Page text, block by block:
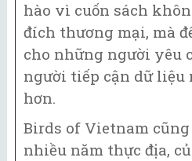
hào vì cuốn sách
đích thương mại, mà
cho những người yêu
người tiếp cận dữ liệu
hơn.
Birds of Vietnam
nhiều năm thực địa,